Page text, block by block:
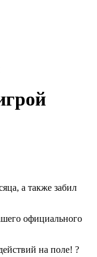
а также забил
официального
на поле! ?